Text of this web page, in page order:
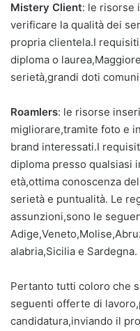
Mistery Client: le risorse
verificare la qualità dei
propria clientela.I
diploma o
serietà,grandi doti
Roamlers: le risorse
migliorare,tramite foto e
brand interessati.I
diploma presso qualsiasi
età,ottima conoscenza
serietà e puntualità. Le
assunzioni,sono le
alabria,Sicilia e Sardegna.
Pertanto tutti coloro che
seguenti offerte di
candidatura,inviando il